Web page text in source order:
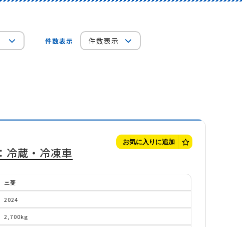
件数表示 件数表示
冷蔵・冷凍車
お気に入りに追加
三菱
2024
2,700kg